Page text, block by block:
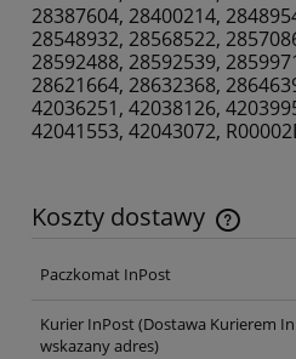
28387604, 28400214,
28548932, 28568522,
28592488, 28592539,
28621664, 28632368,
42036251, 42038126,
42041553, 42043072,
Koszty dostawy
Cena nie zawiera ewentualnych
Paczkomat InPost
Kurier InPost(Dostawa Kurierem
wskazany adres)